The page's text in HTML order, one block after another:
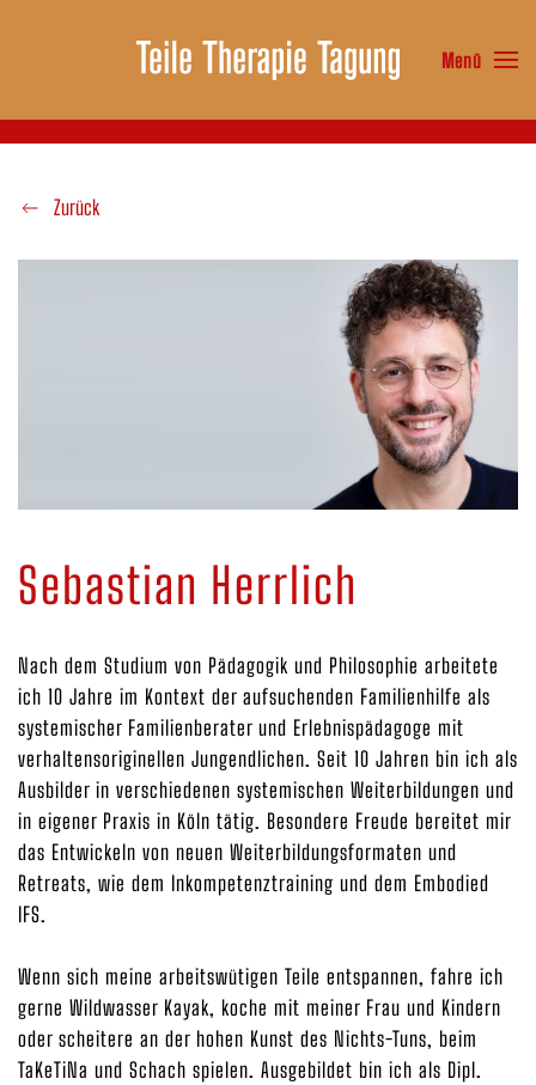
Zum Hauptinhalt springen Menü
Zurück
Sebastian Herrlich
Nach dem Studium von Pädagogik und Philosophie arbeitete
ich 10 Jahre im Kontext der aufsuchenden Familienhilfe als
systemischer Familienberater und Erlebnispädagoge mit
verhaltensoriginellen Jungendlichen. Seit 10 Jahren bin ich als
Ausbilder in verschiedenen systemischen Weiterbildungen und
in eigener Praxis in Köln tätig. Besondere Freude bereitet mir
das Entwickeln von neuen Weiterbildungsformaten und
Retreats, wie dem Inkompetenztraining und dem Embodied
IFS.
Wenn sich meine arbeitswütigen Teile entspannen, fahre ich
gerne Wildwasser Kayak, koche mit meiner Frau und Kindern
oder scheitere an der hohen Kunst des Nichts-Tuns, beim
TaKeTiNa und Schach spielen. Ausgebildet bin ich als Dipl.